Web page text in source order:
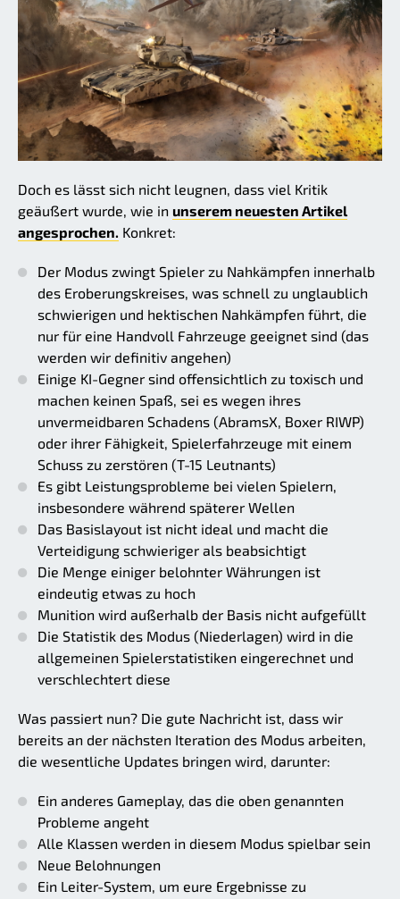
Doch es lässt sich nicht leugnen, dass viel Kritik
geäußert wurde, wie in unserem neuesten Artikel
angesprochen. Konkret:
Der Modus zwingt Spieler zu Nahkämpfen innerhalb
des Eroberungskreises, was schnell zu unglaublich
schwierigen und hektischen Nahkämpfen führt, die
nur für eine Handvoll Fahrzeuge geeignet sind (das
werden wir definitiv angehen)
Einige KI-Gegner sind offensichtlich zu toxisch und
machen keinen Spaß, sei es wegen ihres
unvermeidbaren Schadens (AbramsX, Boxer RIWP)
oder ihrer Fähigkeit, Spielerfahrzeuge mit einem
Schuss zu zerstören (T-15 Leutnants)
Es gibt Leistungsprobleme bei vielen Spielern,
insbesondere während späterer Wellen
Das Basislayout ist nicht ideal und macht die
Verteidigung schwieriger als beabsichtigt
Die Menge einiger belohnter Währungen ist
eindeutig etwas zu hoch
Munition wird außerhalb der Basis nicht aufgefüllt
Die Statistik des Modus (Niederlagen) wird in die
allgemeinen Spielerstatistiken eingerechnet und
verschlechtert diese
Was passiert nun? Die gute Nachricht ist, dass wir
bereits an der nächsten Iteration des Modus arbeiten,
die wesentliche Updates bringen wird, darunter:
Ein anderes Gameplay, das die oben genannten
Probleme angeht
Alle Klassen werden in diesem Modus spielbar sein
Neue Belohnungen
Ein Leiter-System, um eure Ergebnisse zu